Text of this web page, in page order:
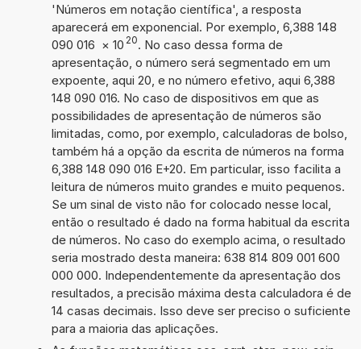
'Números em notação científica', a resposta
aparecerá em exponencial. Por exemplo, 6,388 148
090 016 × 10 20. No caso dessa forma de
apresentação, o número será segmentado em um
expoente, aqui 20, e no número efetivo, aqui 6,388
148 090 016. No caso de dispositivos em que as
possibilidades de apresentação de números são
limitadas, como, por exemplo, calculadoras de bolso,
também há a opção da escrita de números na forma
6,388 148 090 016 E+20. Em particular, isso facilita a
leitura de números muito grandes e muito pequenos.
Se um sinal de visto não for colocado nesse local,
então o resultado é dado na forma habitual da escrita
de números. No caso do exemplo acima, o resultado
seria mostrado desta maneira: 638 814 809 001 600
000 000. Independentemente da apresentação dos
resultados, a precisão máxima desta calculadora é de
14 casas decimais. Isso deve ser preciso o suficiente
para a maioria das aplicações.